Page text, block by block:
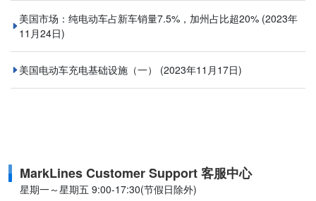
美国市场：纯电动车占新车销量7.5%，加州占比超20% (2023年
11月24日)
美国电动车充电基础设施（一） (2023年11月17日)
MarkLines Customer Support 客服中心
星期一～星期五 9:00-17:30(节假日除外)